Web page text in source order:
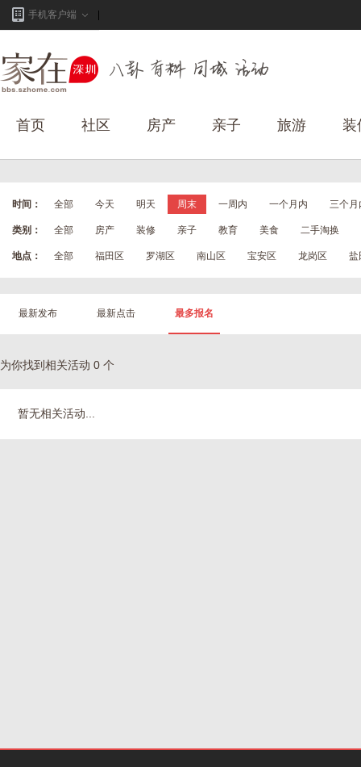
手机客户端
首页 社区 房产 亲子 旅游 装
时间： 全部 今天 明天 周末 一周内 一个月内 三个月
类别： 全部 房产 装修 亲子 教育 美食 二手淘换
地点： 全部 福田区 罗湖区 南山区 宝安区 龙岗区 盐
最新发布 最新点击 最多报名
为你找到相关活动 0 个
暂无相关活动...